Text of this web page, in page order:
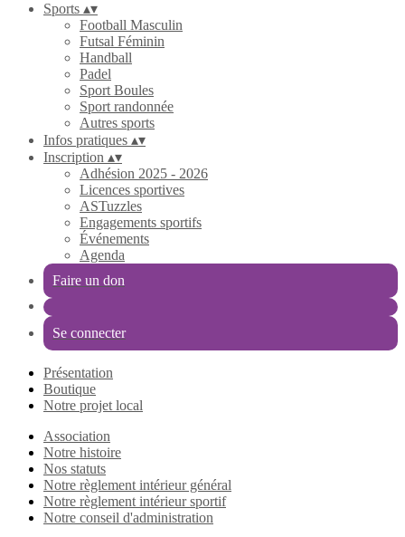
Sports ▴▾
Football Masculin
Futsal Féminin
Handball
Padel
Sport Boules
Sport randonnée
Autres sports
Infos pratiques ▴▾
Inscription ▴▾
Adhésion 2025 - 2026
Licences sportives
ASTuzzles
Engagements sportifs
Événements
Agenda
Faire un don
Se connecter
Présentation
Boutique
Notre projet local
Association
Notre histoire
Nos statuts
Notre règlement intérieur général
Notre règlement intérieur sportif
Notre conseil d'administration